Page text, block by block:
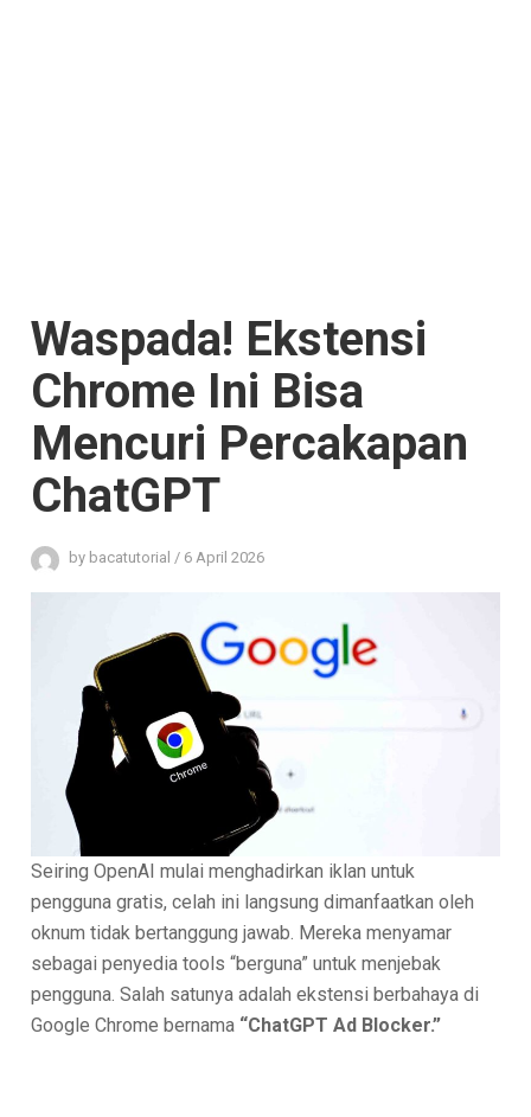
Waspada! Ekstensi
Chrome Ini Bisa
Mencuri Percakapan
ChatGPT
by bacatutorial / 6 April 2026
Seiring OpenAI mulai menghadirkan iklan untuk
pengguna gratis, celah ini langsung dimanfaatkan oleh
oknum tidak bertanggung jawab. Mereka menyamar
sebagai penyedia tools “berguna” untuk menjebak
pengguna. Salah satunya adalah ekstensi berbahaya di
Google Chrome bernama “ChatGPT Ad Blocker.”